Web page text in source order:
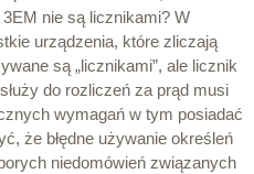
nie są licznikami? W
urządzenia, które zliczają
są „licznikami”, ale licznik
do rozliczeń za prąd musi
wymagań w tym posiadać
że błędne używanie określeń
niedomówień związanych